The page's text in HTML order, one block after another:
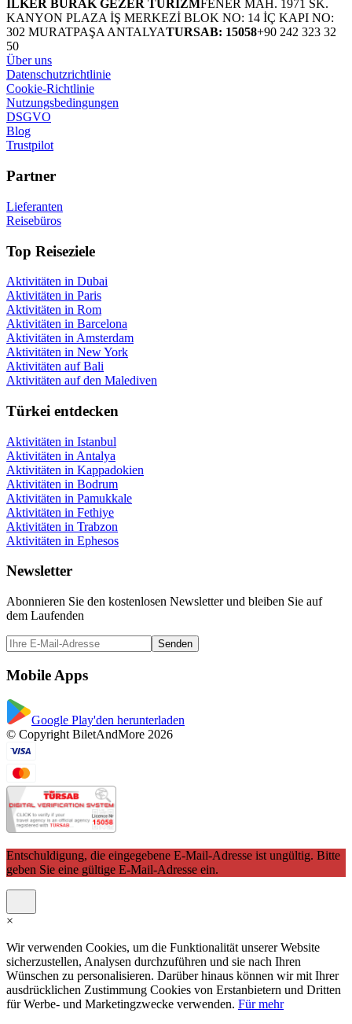
İLKER BURAK GEZER TURİZM FENER MAH. 1971 SK.
KANYON PLAZA İŞ MERKEZİ BLOK NO: 14 İÇ KAPI NO:
302 MURATPAŞA ANTALYATURSAB: 15058+90 242 323 32
50
Über uns
Datenschutzrichtlinie
Cookie-Richtlinie
Nutzungsbedingungen
DSGVO
Blog
Trustpilot
Partner
Lieferanten
Reisebüros
Top Reiseziele
Aktivitäten in Dubai
Aktivitäten in Paris
Aktivitäten in Rom
Aktivitäten in Barcelona
Aktivitäten in Amsterdam
Aktivitäten in New York
Aktivitäten auf Bali
Aktivitäten auf den Malediven
Türkei entdecken
Aktivitäten in Istanbul
Aktivitäten in Antalya
Aktivitäten in Kappadokien
Aktivitäten in Bodrum
Aktivitäten in Pamukkale
Aktivitäten in Fethiye
Aktivitäten in Trabzon
Aktivitäten in Ephesos
Newsletter
Abonnieren Sie den kostenlosen Newsletter und bleiben Sie auf
dem Laufenden
Senden
Mobile Apps
Google Play'den herunterladen
© Copyright BiletAndMore 2026
Entschuldigung, die eingegebene E-Mail-Adresse ist ungültig. Bitte
geben Sie eine gültige E-Mail-Adresse ein.
×
Wir verwenden Cookies, um die Funktionalität unserer Website
sicherzustellen, Analysen durchzuführen und sie nach Ihren
Wünschen zu personalisieren. Darüber hinaus können wir mit Ihrer
ausdrücklichen Zustimmung Cookies von Erstanbietern und Dritten
für Werbe- und Marketingzwecke verwenden. Für mehr